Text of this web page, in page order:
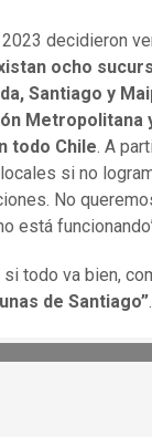
2023 decidieron
ocho
Santiago y
Metropolitana
todo Chile. A
si no
No
está
si todo va bien,
de Santiago”.